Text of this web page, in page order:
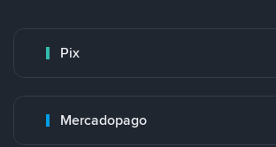
Pix
Mercadopago